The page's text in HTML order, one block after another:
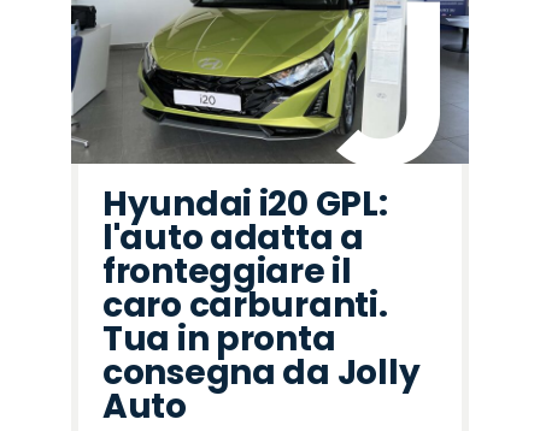
Hyundai i20 GPL:
l'auto adatta a
fronteggiare il
caro carburanti.
Tua in pronta
consegna da Jolly
Auto